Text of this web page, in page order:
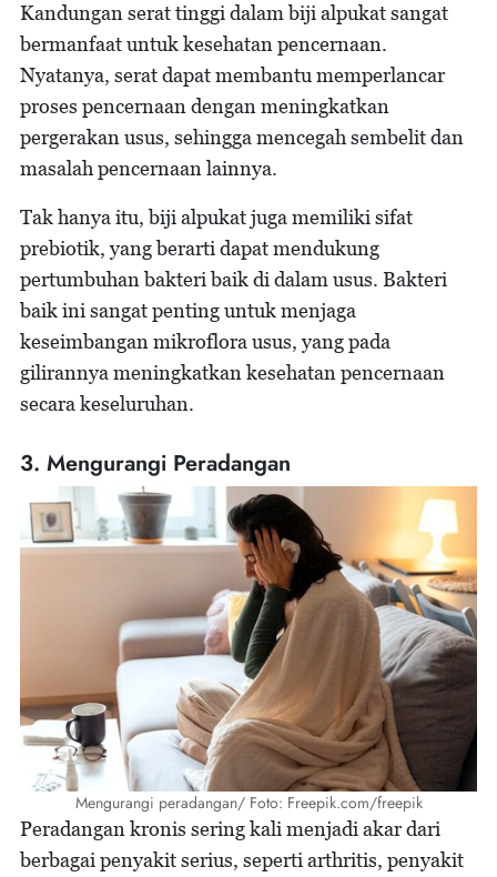
Kandungan serat tinggi dalam biji alpukat sangat
bermanfaat untuk kesehatan pencernaan.
Nyatanya, serat dapat membantu memperlancar
proses pencernaan dengan meningkatkan
pergerakan usus, sehingga mencegah sembelit dan
masalah pencernaan lainnya.
Tak hanya itu, biji alpukat juga memiliki sifat
prebiotik, yang berarti dapat mendukung
pertumbuhan bakteri baik di dalam usus. Bakteri
baik ini sangat penting untuk menjaga
keseimbangan mikroflora usus, yang pada
gilirannya meningkatkan kesehatan pencernaan
secara keseluruhan.
3. Mengurangi Peradangan
Mengurangi peradangan/ Foto: Freepik.com/freepik
Peradangan kronis sering kali menjadi akar dari
berbagai penyakit serius, seperti arthritis, penyakit